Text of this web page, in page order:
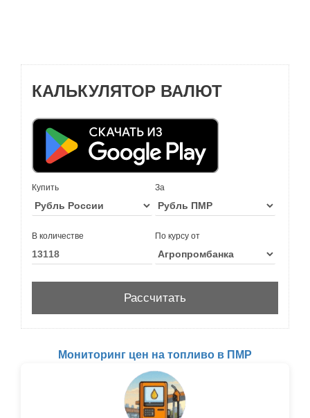
КАЛЬКУЛЯТОР ВАЛЮТ
Купить За
В количестве По курсу от
Мониторинг цен на топливо в ПМР